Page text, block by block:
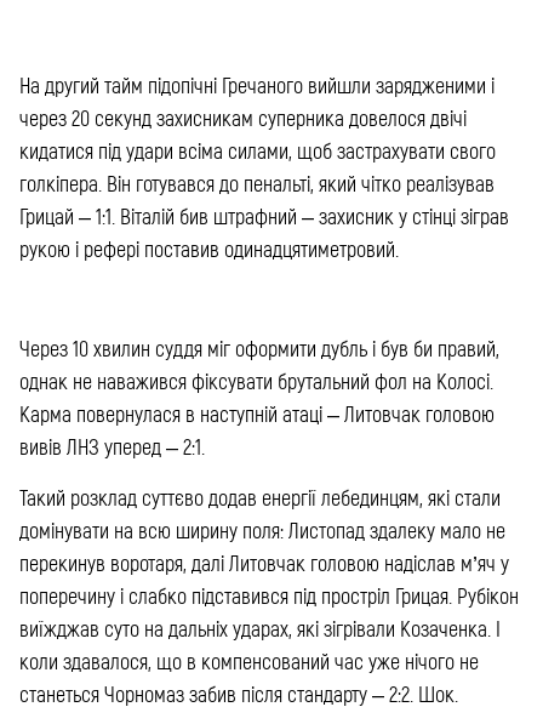
На другий тайм підопічні Гречаного вийшли зарядженими і
через 20 секунд захисникам суперника довелося двічі
кидатися під удари всіма силами, щоб застрахувати свого
голкіпера. Він готувався до пенальті, який чітко реалізував
Грицай – 1:1. Віталій бив штрафний – захисник у стінці зіграв
рукою і рефері поставив одинадцятиметровий.
Через 10 хвилин суддя міг оформити дубль і був би правий,
однак не наважився фіксувати брутальний фол на Колосі.
Карма повернулася в наступній атаці – Литовчак головою
вивів ЛНЗ уперед – 2:1.
Такий розклад суттєво додав енергії лебединцям, які стали
домінувати на всю ширину поля: Листопад здалеку мало не
перекинув воротаря, далі Литовчак головою надіслав м’яч у
поперечину і слабко підставився під простріл Грицая. Рубікон
виїжджав суто на дальніх ударах, які зігрівали Козаченка. І
коли здавалося, що в компенсований час уже нічого не
станеться Чорномаз забив після стандарту – 2:2. Шок.